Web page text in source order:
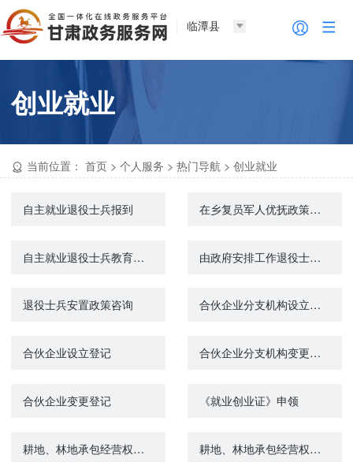
临潭县
创业就业
当前位置： 首页 >个人服务 >热门导航 >创业就业
自主就业退役士兵报到 在乡复员军人优抚政策宣传和咨询
自主就业退役士兵教育培训和就业创业政策咨询 由政府安排工作退役士兵移交安置工作政策宣传和咨询
退役士兵安置政策咨询 合伙企业分支机构设立登记
合伙企业设立登记 合伙企业分支机构变更登记
合伙企业变更登记 《就业创业证》申领
耕地、林地承包经营权转移登记 耕地、林地承包经营权变更登记